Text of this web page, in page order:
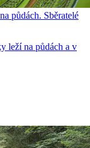
půdách. Sběratelé
leží na půdách a v